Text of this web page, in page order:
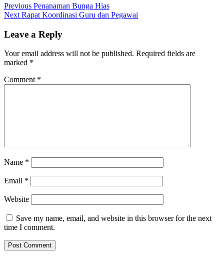
Post
navigation
Previous Previous
post:
Penanaman Bunga Hias
Next Next
Rapat Koordinasi Guru dan Pegawai
Leave a Reply
Your email address will not be published. Required fields are
marked *
Comment *
Name *
Email *
Website
Save my name, email, and website in this browser for the next
time I comment.